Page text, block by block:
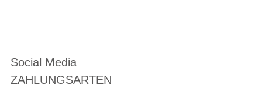
Social Media
ZAHLUNGSARTEN